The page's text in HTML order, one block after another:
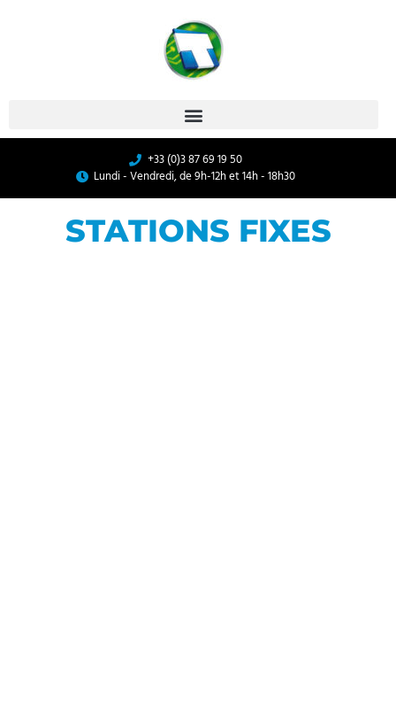
+33 (0)3 87 69 19 50
Lundi - Vendredi, de 9h-12h et 14h - 18h30
STATIONS FIXES